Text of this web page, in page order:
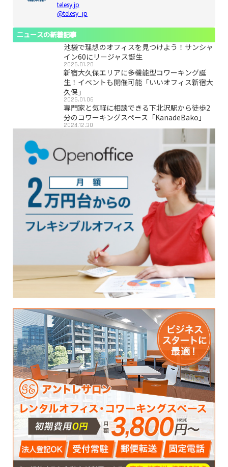
telesy.jp
@telesy_jp
ニュースの新着記事
池袋で理想のオフィスを見つけよう！サンシャ
イン60にリージャス誕生
2025.01.20
新宿大久保エリアに多機能型コワーキング誕
生！イベントも開催可能「いいオフィス新宿大
久保」
2025.01.06
専門家と気軽に相談できる下北沢駅から徒歩2
分のコワーキングスペース「KanadeBako」
2024.12.30